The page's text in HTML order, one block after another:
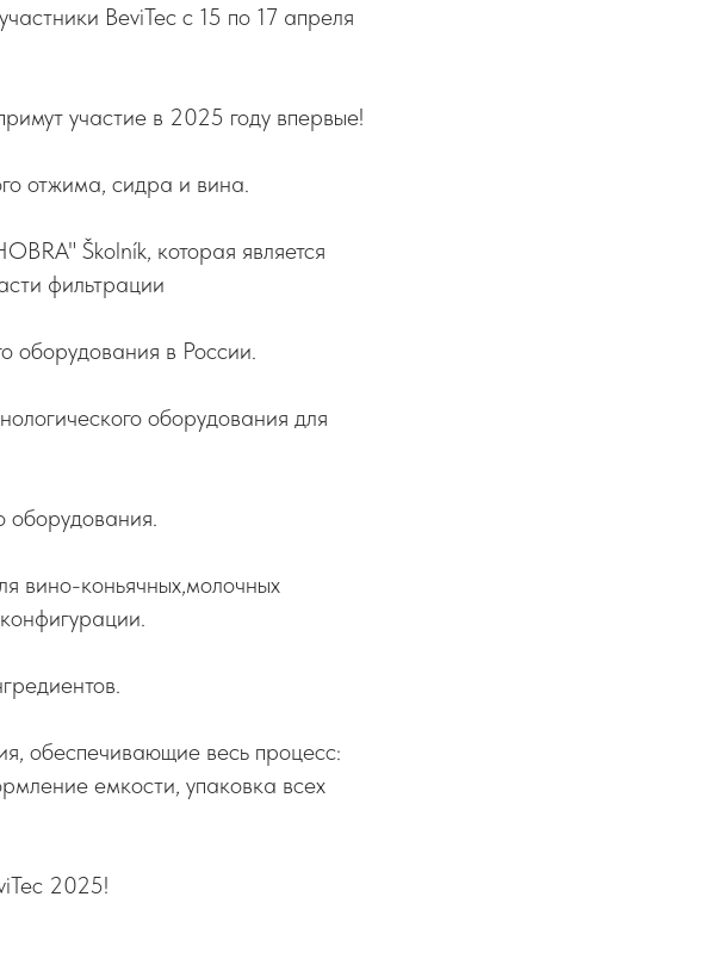
BeviTec с 15 по 17 апреля
участие в 2025 году впервые!
отжима, сидра и вина.
Školník, которая является
фильтрации
оборудования в России.
оборудования для
вино-коньячных,молочных
весь процесс:
емкости, упаковка всех
2025!